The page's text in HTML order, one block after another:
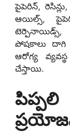
పైపెరిన్,
ఆయిల్స్,
టెర్పెనాయిడ్స్,
పోషకాలు
ఆరోగ్య
చేస్తాయి.